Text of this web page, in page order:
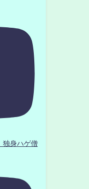
身ハゲ僧